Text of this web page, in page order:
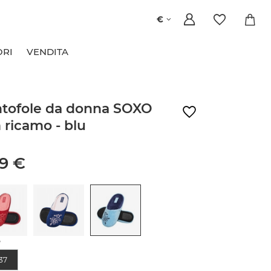
€
VENDITA
da donna SOXO
ricamo - blu
€